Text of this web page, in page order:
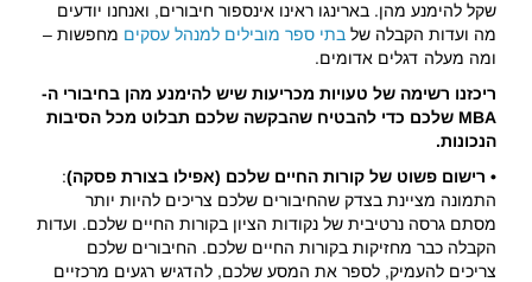
שקל להימנע מהן. בארינגו ראינו אינספור חיבורים, ואנחנו יודעים
מה ועדות הקבלה של בתי ספר מובילים למנהל עסקים מחפשות –
ומה מעלה דגלים אדומים.
ריכזנו רשימה של טעויות מכריעות שיש להימנע מהן בחיבורי ה-
MBA שלכם כדי להבטיח שהבקשה שלכם תבלוט מכל הסיבות
הנכונות.
• רישום פשוט של קורות החיים שלכם (אפילו בצורת פסקה):
התמונה מציינת בצדק שהחיבורים שלכם צריכים להיות יותר
מסתם גרסה נרטיבית של נקודות הציון בקורות החיים שלכם. ועדות
הקבלה כבר מחזיקות בקורות החיים שלכם. החיבורים שלכם
צריכים להעמיק, לספר את המסע שלכם, להדגיש רגעים מרכזיים